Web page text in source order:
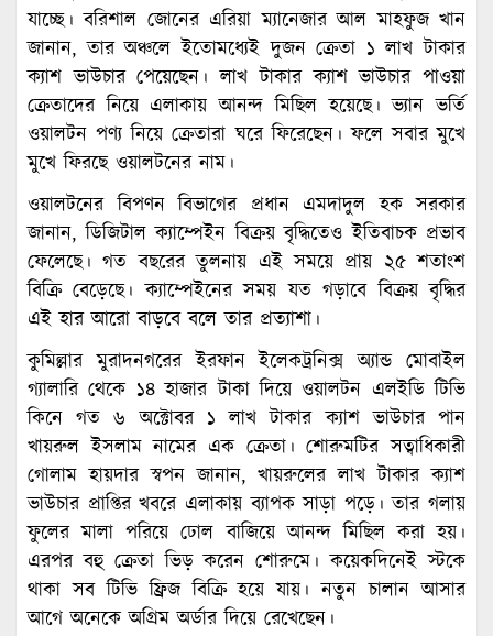
যাচ্ছে। বরিশাল জোনের এরিয়া ম্যানেজার আল মাহফুজ খান
জানান, তার অঞ্চলে ইতোমধ্যেই দুজন ক্রেতা ১ লাখ টাকার
ক্যাশ ভাউচার পেয়েছেন। লাখ টাকার ক্যাশ ভাউচার পাওয়া
ক্রেতাদের নিয়ে এলাকায় আনন্দ মিছিল হয়েছে। ভ্যান ভর্তি
ওয়ালটন পণ্য নিয়ে ক্রেতারা ঘরে ফিরেছেন। ফলে সবার মুখে
মুখে ফিরছে ওয়ালটনের নাম।
ওয়ালটনের বিপণন বিভাগের প্রধান এমদাদুল হক সরকার
জানান, ডিজিটাল ক্যাম্পেইন বিক্রয় বৃদ্ধিতেও ইতিবাচক প্রভাব
ফেলেছে। গত বছরের তুলনায় এই সময়ে প্রায় ২৫ শতাংশ
বিক্রি বেড়েছে। ক্যাম্পেইনের সময় যত গড়াবে বিক্রয় বৃদ্ধির
এই হার আরো বাড়বে বলে তার প্রত্যাশা।
কুমিল্লার মুরাদনগরের ইরফান ইলেকট্রনিক্স অ্যান্ড মোবাইল
গ্যালারি থেকে ১৪ হাজার টাকা দিয়ে ওয়ালটন এলইডি টিভি
কিনে গত ৬ অক্টোবর ১ লাখ টাকার ক্যাশ ভাউচার পান
খায়রুল ইসলাম নামের এক ক্রেতা। শোরুমটির সত্বাধিকারী
গোলাম হায়দার স্বপন জানান, খায়রুলের লাখ টাকার ক্যাশ
ভাউচার প্রাপ্তির খবরে এলাকায় ব্যাপক সাড়া পড়ে। তার গলায়
ফুলের মালা পরিয়ে ঢোল বাজিয়ে আনন্দ মিছিল করা হয়।
এরপর বহু ক্রেতা ভিড় করেন শোরুমে। কয়েকদিনেই স্টকে
থাকা সব টিভি ফ্রিজ বিক্রি হয়ে যায়। নতুন চালান আসার
আগে অনেকে অগ্রিম অর্ডার দিয়ে রেখেছেন।